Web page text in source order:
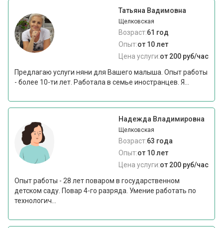
Татьяна Вадимовна
Щелковская
Возраст:61 год
Опыт:от 10 лет
Цена услуги:от 200 руб/час
Предлагаю услуги няни для Вашего малыша. Опыт работы
- более 10-ти лет. Работала в семье иностранцев. Я...
Надежда Владимировна
Щелковская
Возраст:63 года
Опыт:от 10 лет
Цена услуги:от 200 руб/час
Опыт работы - 28 лет поваром в государственном
детском саду. Повар 4-го разряда. Умение работать по
технологич...